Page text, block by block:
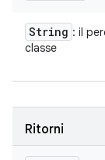
String : il
classe
Ritorni